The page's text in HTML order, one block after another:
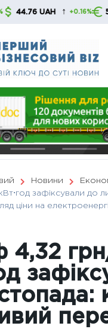
UAH ↑ +0.16% 51.67
Новини
зафіксували до
ціни на
4,32